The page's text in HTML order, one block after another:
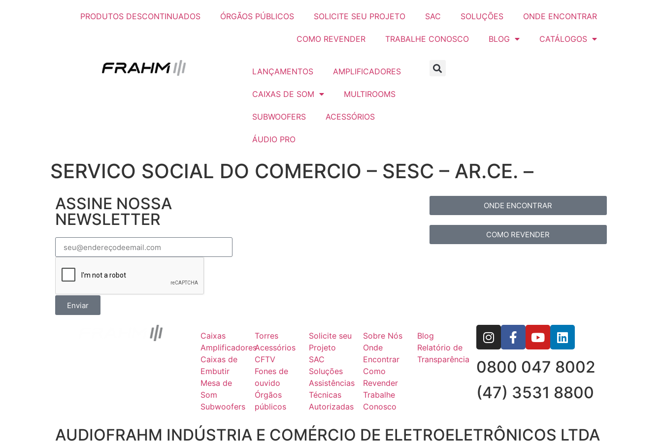
PRODUTOS DESCONTINUADOS ÓRGÃOS PÚBLICOS SOLICITE SEU PROJETO SAC SOLUÇÕES ONDE ENCONTRAR
COMO REVENDER TRABALHE CONOSCO BLOG CATÁLOGOS
LANÇAMENTOS AMPLIFICADORES
CAIXAS DE SOM MULTIROOMS
SUBWOOFERS ACESSÓRIOS
ÁUDIO PRO
SERVICO SOCIAL DO COMERCIO – SESC – AR.CE. –
ASSINE NOSSA
NEWSLETTER
Enviar
ONDE ENCONTRAR
COMO REVENDER
Caixas
Amplificadores
Caixas de
Embutir
Mesa de
Som
Subwoofers
Torres
Acessórios
CFTV
Fones de
ouvido
Órgãos
públicos
Solicite seu
Projeto
SAC
Soluções
Assistências
Técnicas
Autorizadas
Sobre Nós
Onde
Encontrar
Como
Revender
Trabalhe
Conosco
Blog
Relatório de
Transparência
0800 047 8002
(47) 3531 8800
AUDIOFRAHM INDÚSTRIA E COMÉRCIO DE ELETROELETRÔNICOS LTDA